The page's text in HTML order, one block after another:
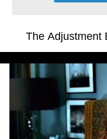
The Adjustment